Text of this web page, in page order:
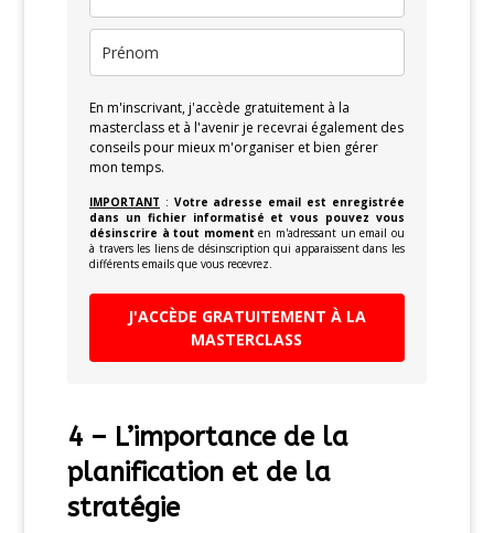
En m'inscrivant, j'accède gratuitement à la
masterclass et à l'avenir je recevrai également des
conseils pour mieux m'organiser et bien gérer
mon temps.
IMPORTANT : Votre adresse email est enregistrée
dans un fichier informatisé et vous pouvez vous
désinscrire à tout moment en m'adressant un email ou
à travers les liens de désinscription qui apparaissent dans les
différents emails que vous recevrez.
J'ACCÈDE GRATUITEMENT À LA
MASTERCLASS
4 – L’importance de la
planification et de la
stratégie